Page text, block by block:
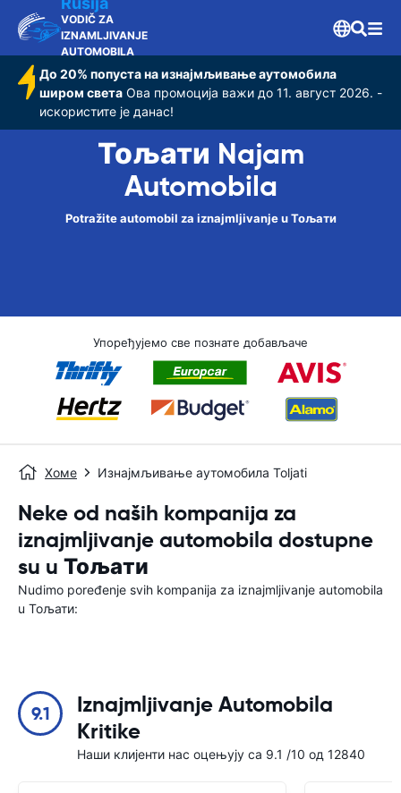
VODIČ ZA
IZNAMLJIVANJE
AUTOMOBILA
До 20% попуста на изнајмљивање аутомобила
широм света Ова промоција важи до 11. август 2026. -
искористите је данас!
Тољати Najam
Automobila
Potražite automobil za iznajmljivanje u Тољати
Упоређујемо све познате добављаче
Хоме Изнајмљивање аутомобила Toljati
Neke od naših kompanija za
iznajmljivanje automobila dostupne
su u Тољати
Nudimo poređenje svih kompanija za iznajmljivanje automobila
u Тољати:
9.1
Iznajmljivanje Automobila
Kritike
Наши клијенти нас оцењују са 9.1 /10 од 12840